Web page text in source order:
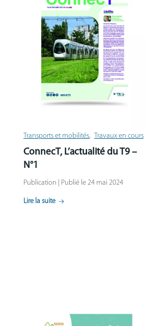
Transports et mobilités Travaux en cours
ConnecT, L’actualité du T9 –
N°1
Publication | Publié le 24 mai 2024
Lire la suite